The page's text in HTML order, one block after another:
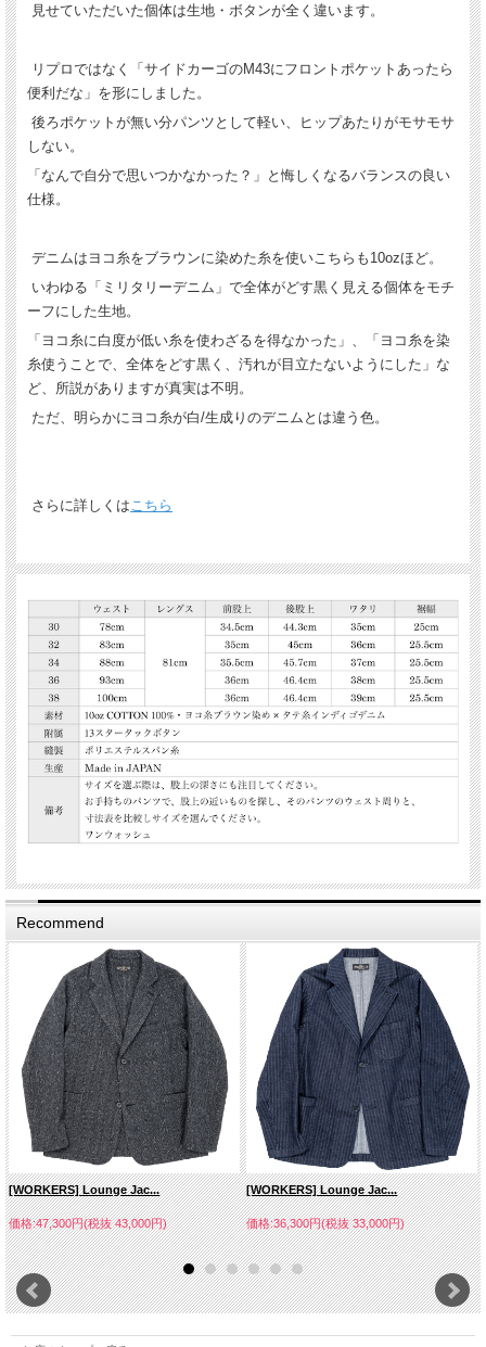
見せていただいた個体は生地・ボタンが全く違います。
リプロではなく「サイドカーゴのM43にフロントポケットあったら
便利だな」を形にしました。
後ろポケットが無い分パンツとして軽い、ヒップあたりがモサモサ
しない。
「なんで自分で思いつかなかった？」と悔しくなるバランスの良い
仕様。
デニムはヨコ糸をブラウンに染めた糸を使いこちらも10ozほど。
いわゆる「ミリタリーデニム」で全体がどす黒く見える個体をモチ
ーフにした生地。
「ヨコ糸に白度が低い糸を使わざるを得なかった」、「ヨコ糸を染
糸使うことで、全体をどす黒く、汚れが目立たないようにした」な
ど、所説がありますが真実は不明。
ただ、明らかにヨコ糸が白/生成りのデニムとは違う色。
さらに詳しくはこちら
Recommend
[WORKERS] Lounge Jac...
価格:47,300円(税抜 43,000円)
[WORKERS] Lounge Jac...
価格:36,300円(税抜 33,000円)